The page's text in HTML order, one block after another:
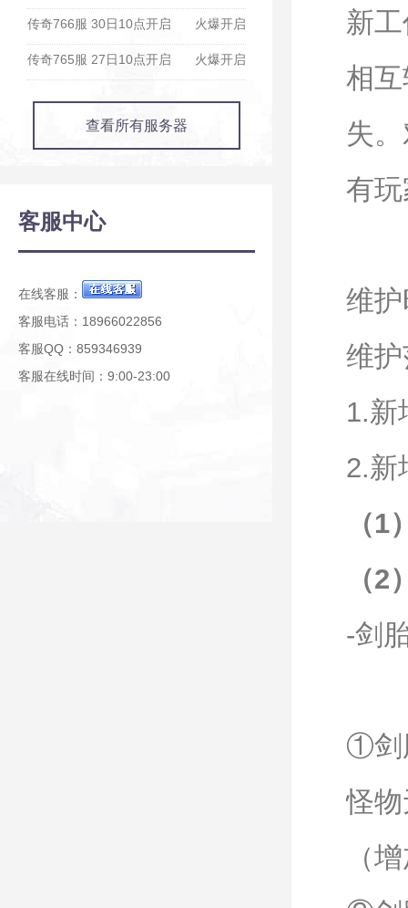
火爆开启
传奇766服 30日10点开启
火爆开启
传奇765服 27日10点开启
查看所有服务器
客服中心
在线客服：
客服电话：18966022856
客服QQ：859346939
客服在线时间：9:00-23:00
新
相
失
有
维
维
1.新
2.新
（
（
-剑
①剑
怪
（